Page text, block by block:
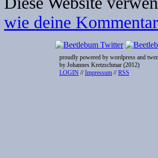
wie deine
proudly powered by wordpress and
by Johannes Kretzschmar (2012)
LOGIN //Impressum //RSS